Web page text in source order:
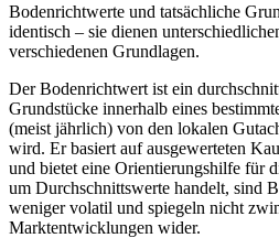
Bodenrichtwerte und tatsächliche
identisch – sie dienen
verschiedenen Grundlagen.
Der Bodenrichtwert ist ein
Grundstücke innerhalb eines
(meist jährlich) von den lokalen
wird. Er basiert auf ausgewerteten
und bietet eine Orientierungshilfe für
um Durchschnittswerte handelt, sind
weniger volatil und spiegeln nicht
Marktentwicklungen wider.